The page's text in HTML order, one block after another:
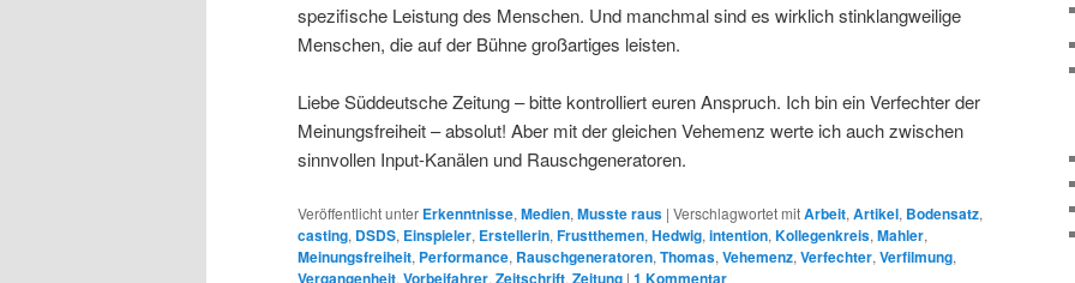
spezifische Leistung des Menschen. Und manchmal sind es wirklich stinklangweilige
Menschen, die auf der Bühne großartiges leisten.
Liebe Süddeutsche Zeitung – bitte kontrolliert euren Anspruch. Ich bin ein Verfechter der
Meinungsfreiheit – absolut! Aber mit der gleichen Vehemenz werte ich auch zwischen
sinnvollen Input-Kanälen und Rauschgeneratoren.
Veröffentlicht unter Erkenntnisse,Medien,Musste raus | Verschlagwortet mitArbeit,Artikel, Bodensatz,
casting, DSDS, Einspieler, Erstellerin,Frustthemen,Hedwig,intention,Kollegenkreis,Mahler,
Meinungsfreiheit, Performance, Rauschgeneratoren,Thomas,Vehemenz,Verfechter,Verfilmung,
, , , |